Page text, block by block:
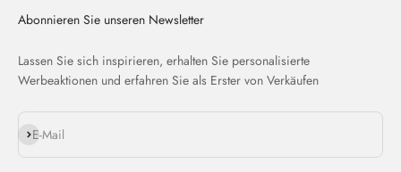
Abonnieren Sie unseren Newsletter
Lassen Sie sich inspirieren, erhalten Sie personalisierte
Werbeaktionen und erfahren Sie als Erster von Verkäufen
E-Mail
Abonnieren